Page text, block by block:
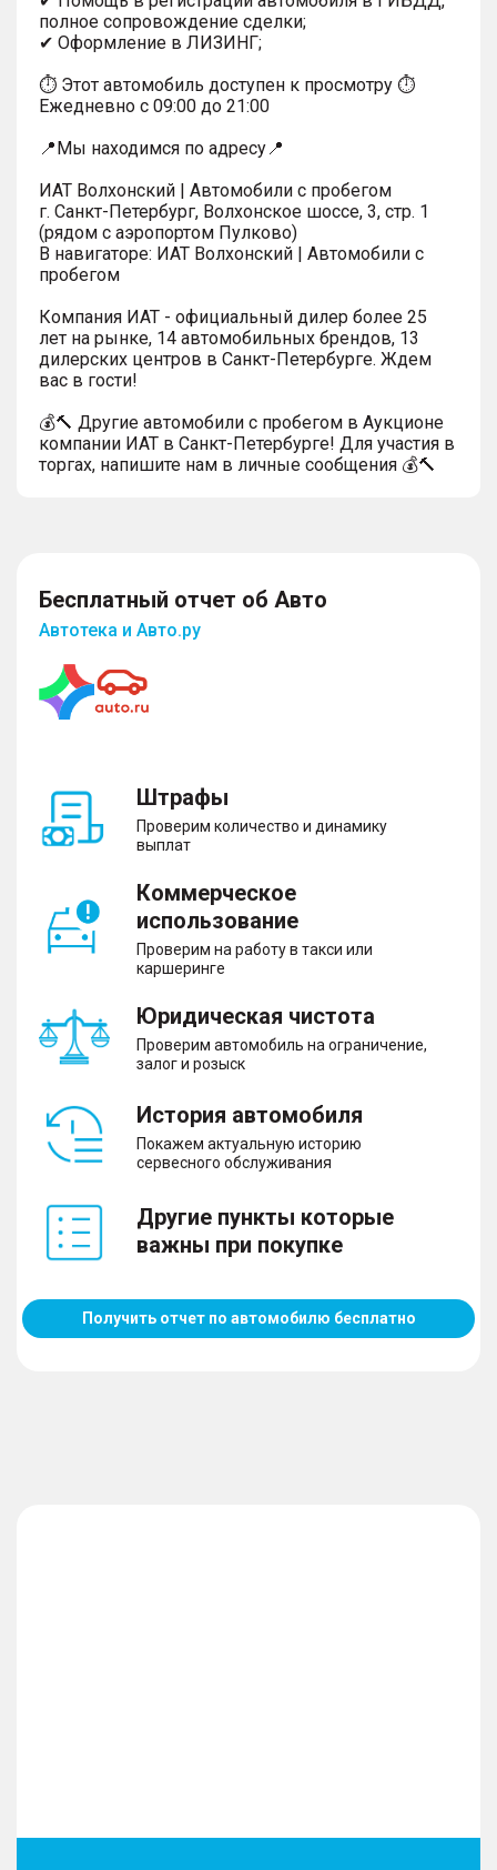
полное сопровождение сделки;
✔ Оформление в ЛИЗИНГ;
⏱ Этот автомобиль доступен к просмотру ⏱
Ежедневно с 09:00 до 21:00
📍Мы находимся по адресу📍
ИАТ Волхонский | Автомобили с пробегом
г. Санкт-Петербург, Волхонское шоссе, 3, стр. 1
(рядом с аэропортом Пулково)
В навигаторе: ИАТ Волхонский | Автомобили с
пробегом
Компания ИАТ - официальный дилер более 25
лет на рынке, 14 автомобильных брендов, 13
дилерских центров в Санкт-Петербурге. Ждем
вас в гости!
💰🔨 Другие автомобили с пробегом в Аукционе
компании ИАТ в Санкт-Петербурге! Для участия в
торгах, напишите нам в личные сообщения 💰🔨
Бесплатный отчет об Авто
Автотека и Авто.ру
Штрафы
Проверим количество и динамику
выплат
Коммерческое
использование
Проверим на работу в такси или
каршеринге
Юридическая чистота
Проверим автомобиль на ограничение,
залог и розыск
История автомобиля
Покажем актуальную историю
сервесного обслуживания
Другие пункты которые
важны при покупке
Получить отчет по автомобилю бесплатно